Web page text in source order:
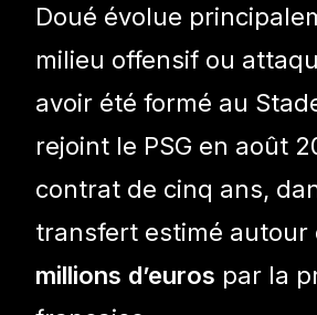
Doué évolue
milieu offensif ou
avoir été formé au
rejoint le PSG en août
contrat de cinq ans,
transfert estimé autour
millions d’euros par la